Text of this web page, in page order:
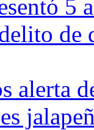
5
de
alerta